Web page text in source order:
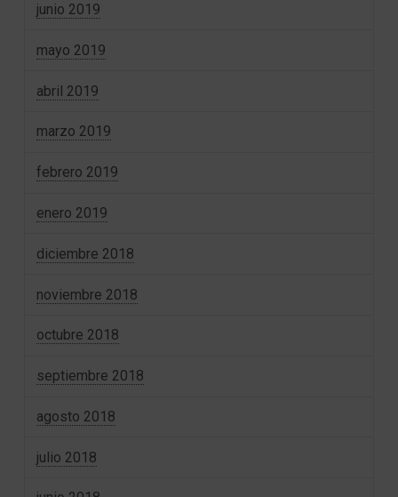
junio 2019
mayo 2019
abril 2019
marzo 2019
febrero 2019
enero 2019
diciembre 2018
noviembre 2018
octubre 2018
septiembre 2018
agosto 2018
julio 2018